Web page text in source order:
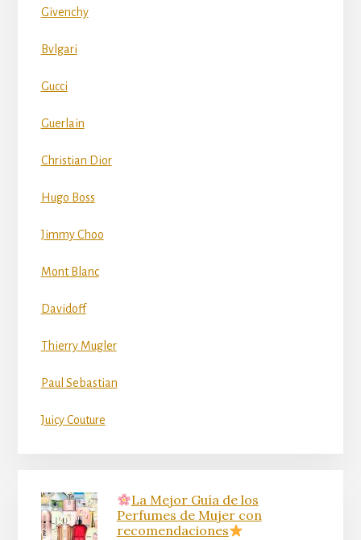
Givenchy
Bvlgari
Gucci
Guerlain
Christian Dior
Hugo Boss
Jimmy Choo
Mont Blanc
Davidoff
Thierry Mugler
Paul Sebastian
Juicy Couture
La Mejor Guía de los
Perfumes de Mujer con
recomendaciones